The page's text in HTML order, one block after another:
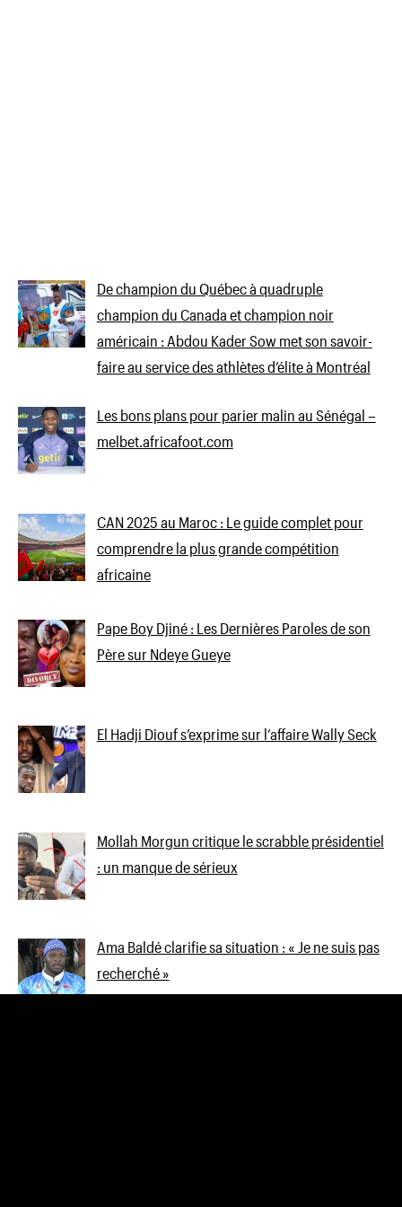
De champion du Québec à quadruple
champion du Canada et champion noir
américain : Abdou Kader Sow met son savoir-
faire au service des athlètes d’élite à Montréal
Les bons plans pour parier malin au Sénégal –
melbet.africafoot.com
CAN 2025 au Maroc : Le guide complet pour
comprendre la plus grande compétition
africaine
Pape Boy Djiné : Les Dernières Paroles de son
Père sur Ndeye Gueye
El Hadji Diouf s’exprime sur l’affaire Wally Seck
Mollah Morgun critique le scrabble présidentiel
: un manque de sérieux
Ama Baldé clarifie sa situation : « Je ne suis pas
recherché »